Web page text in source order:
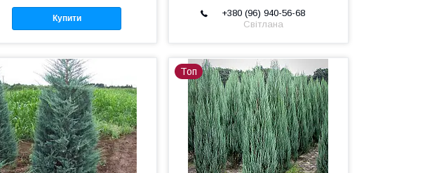
Купити
+380 (96) 940-56-68
Світлана
Топ